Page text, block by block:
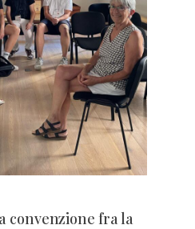
convenzione fra la